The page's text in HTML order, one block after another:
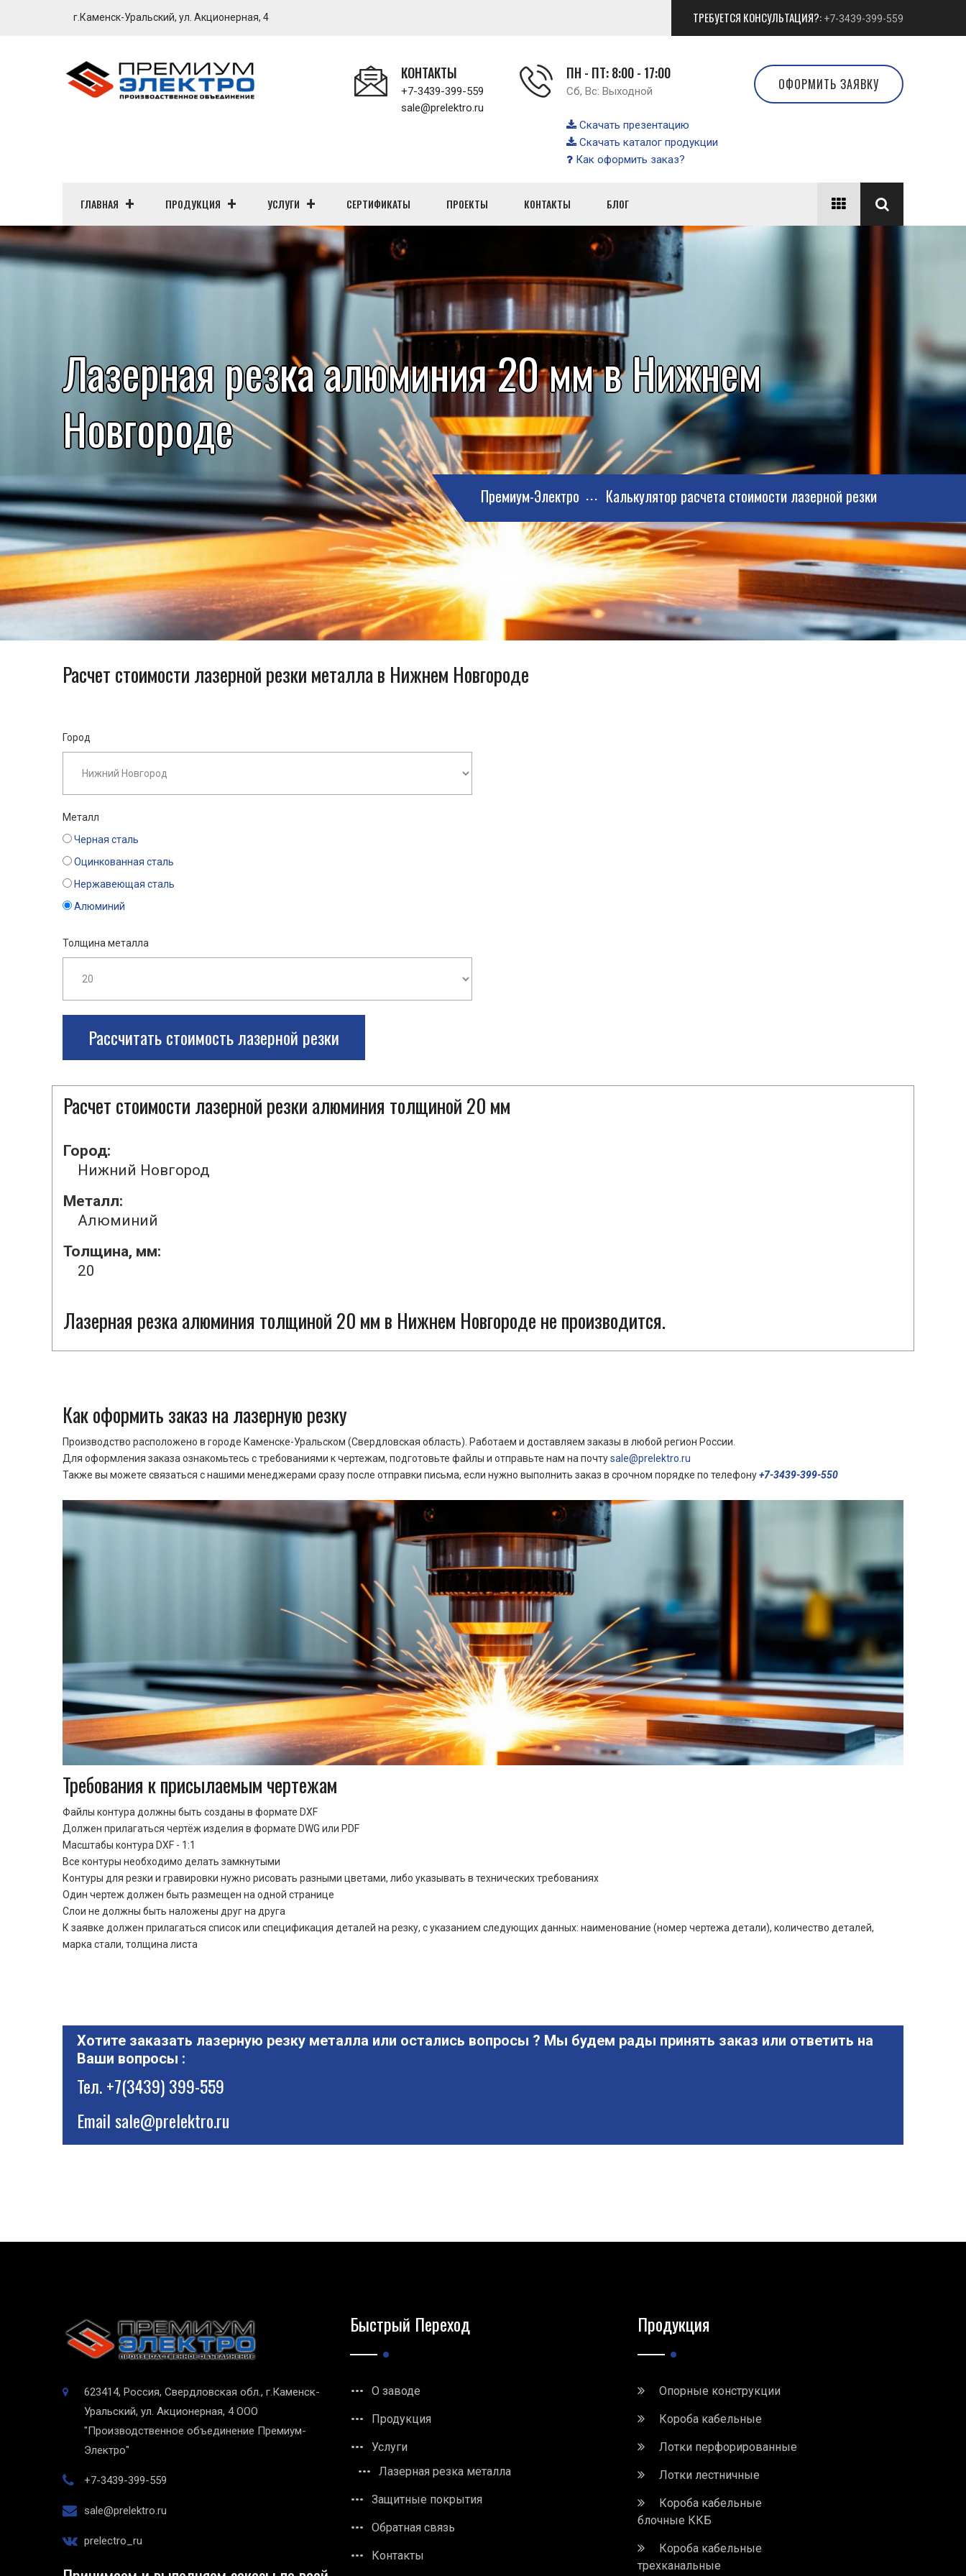
г.Каменск-Уральский, ул. Акционерная, 4 ТРЕБУЕТСЯ КОНСУЛЬТАЦИЯ?: +7-3439-399-559
КОНТАКТЫ
+7-3439-399-559
sale@prelektro.ru
ПН - ПТ: 8:00 - 17:00
Сб, Вс: Выходной
Скачать презентацию
Скачать каталог продукции
Как оформить заказ?
ОФОРМИТЬ ЗАЯВКУ
ГЛАВНАЯ ПРОДУКЦИЯ УСЛУГИ СЕРТИФИКАТЫ ПРОЕКТЫ КОНТАКТЫ БЛОГ
Лазерная резка алюминия 20 мм в Нижнем
Новгороде
Премиум-Электро Калькулятор расчета стоимости лазерной резки
Расчет стоимости лазерной резки металла в Нижнем Новгороде
Город
Металл
Черная сталь
Оцинкованная сталь
Нержавеющая сталь
Алюминий
Толщина металла
Рассчитать стоимость лазерной резки
Расчет стоимости лазерной резки алюминия толщиной 20 мм
Город:
Нижний Новгород
Металл:
Алюминий
Толщина, мм:
20
Лазерная резка алюминия толщиной 20 мм в Нижнем Новгороде не производится.
Как оформить заказ на лазерную резку
Производство расположено в городе Каменске-Уральском (Свердловская область). Работаем и доставляем заказы в любой регион России.
Для оформления заказа ознакомьтесь с требованиями к чертежам, подготовьте файлы и отправьте нам на почтуsale@prelektro.ru
Также вы можете связаться с нашими менеджерами сразу после отправки письма, если нужно выполнить заказ в срочном порядке по телефону+7-3439-399-550
Требования к присылаемым чертежам
Файлы контура должны быть созданы в формате DXF
Должен прилагаться чертёж изделия в формате DWG или PDF
Масштабы контура DXF - 1:1
Все контуры необходимо делать замкнутыми
Контуры для резки и гравировки нужно рисовать разными цветами, либо указывать в технических требованиях
Один чертеж должен быть размещен на одной странице
Cлои не должны быть наложены друг на друга
К заявке должен прилагаться список или спецификация деталей на резку, с указанием следующих данных: наименование (номер чертежа детали), количество деталей,
марка стали, толщина листа
Хотите заказать лазерную резку металла или остались вопросы ? Мы будем рады принять заказ или ответить на
Ваши вопросы :
Тел.+7(3439) 399-559
Emailsale@prelektro.ru
623414, Россия, Свердловская обл., г.Каменск-
Уральский, ул. Акционерная, 4 ООО
"Производственное объединение Премиум-
Электро"
+7-3439-399-559
sale@prelektro.ru
prelectro_ru
Быстрый Переход
О заводе
Продукция
Услуги
Лазерная резка металла
Защитные покрытия
Обратная связь
Контакты
Продукция
Опорные конструкции
Короба кабельные
Лотки перфорированные
Лотки лестничные
Короба кабельные
блочные ККБ
Короба кабельные
трехканальные